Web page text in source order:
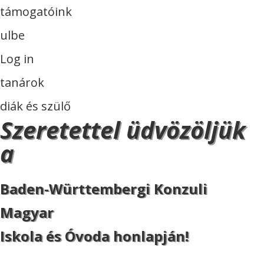
támogatóink
ulbe
Log in
tanárok
diák és szülő
Szeretettel üdvözöljük
a
Baden-Württembergi Konzuli
Magyar
Iskola és Óvoda honlapján!